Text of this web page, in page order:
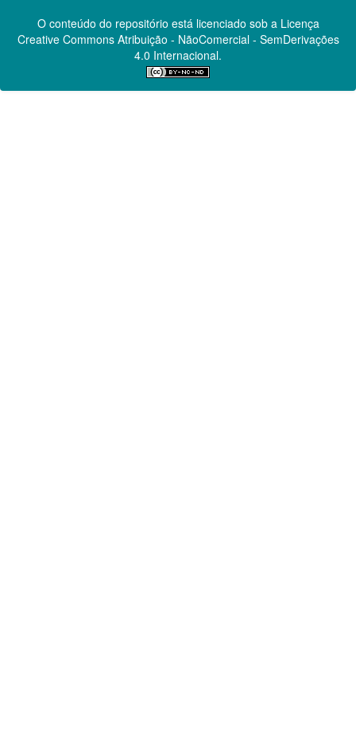
O conteúdo do repositório está licenciado sob a Licença
Creative CommonsAtribuição - NãoComercial - SemDerivações
4.0 Internacional.